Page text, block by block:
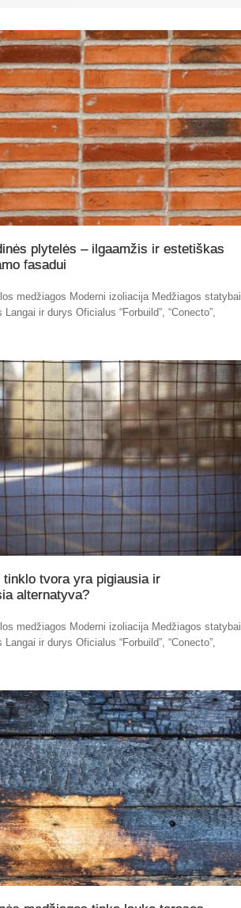
plytelės – ilgaamžis ir estetiškas
fasadui
medžiagos Moderni izoliacija Medžiagos statybai,
ir durys Oficialus “Forbuild”, “Conecto”,
tvora yra pigiausia ir
alternatyva?
medžiagos Moderni izoliacija Medžiagos statybai,
ir durys Oficialus “Forbuild”, “Conecto”,